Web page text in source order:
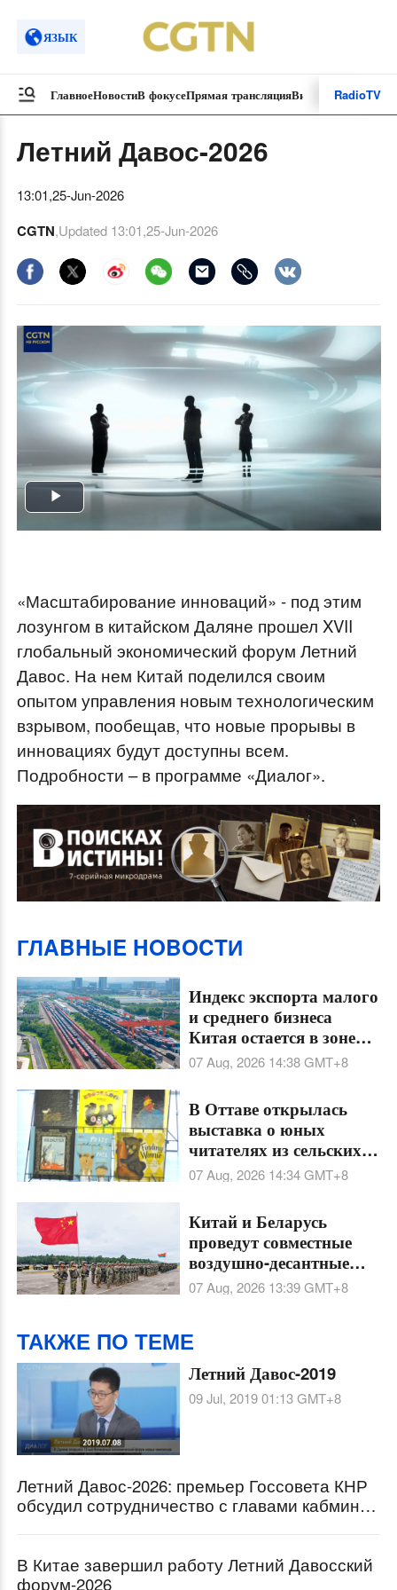
ЯЗЫК
ГлавноеНовостиВ фокусеПрямая трансляцияВидеоролики
RadioTV
Летний Давос-2026
13:01,25-Jun-2026
CGTN,Updated13:01,25-Jun-2026
Play
«Масштабирование инноваций» - под этим
лозунгом в китайском Даляне прошел XVII
глобальный экономический форум Летний
Давос. На нем Китай поделился своим
опытом управления новым технологическим
взрывом, пообещав, что новые прорывы в
инновациях будут доступны всем.
Подробности – в программе «Диалог».
ГЛABHЫE HOBOCTИ
Индекс экспорта малого
и среднего бизнеса
Китая остается в зоне
роста 27 месяцев подряд
07 Aug, 2026 14:38GMT+8
В Оттаве открылась
выставка о юных
читателях из сельских
районов Китая
07 Aug, 2026 14:34GMT+8
Китай и Беларусь
проведут совместные
воздушно-десантные
тренировки
"Шэньин-2026" в Хубэе
07 Aug, 2026 13:39GMT+8
ТАКЖЕ ПО ТЕМЕ
Летний Давос-2019
09 Jul, 2019 01:13GMT+8
Летний Давос-2026: премьер Госсовета КНР
обсудил сотрудничество с главами кабминов
В Китае завершил работу Летний Давосский
форум-2026